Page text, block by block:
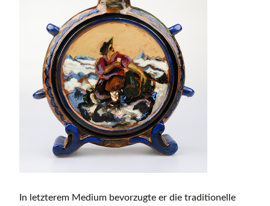
In letzterem Medium bevorzugte er die traditionelle